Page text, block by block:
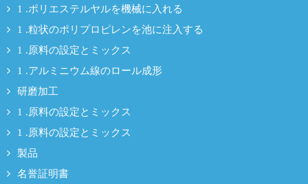
1 .ポリエステルヤルを機械に入れる
1 .粒状のポリプロピレンを池に注入する
1 .原料の設定とミックス
1 .アルミニウム線のロール成形
研磨加工
1 .原料の設定とミックス
1 .原料の設定とミックス
製品
名誉証明書